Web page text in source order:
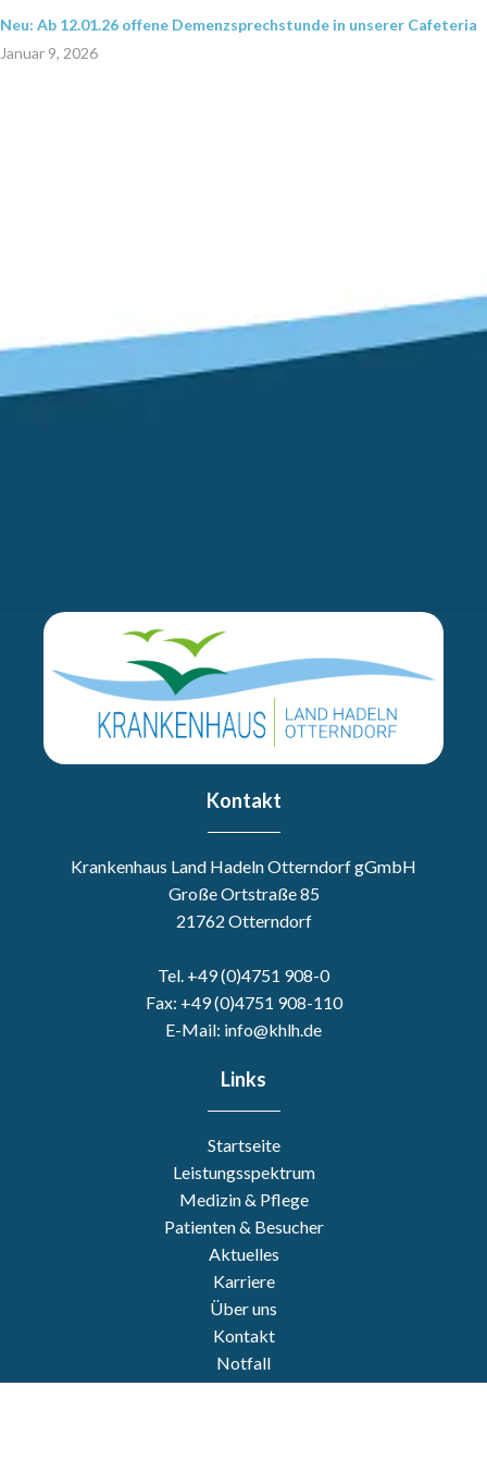
Neu: Ab 12.01.26 offene Demenzsprechstunde in unserer Cafeteria
Januar 9, 2026
Kontakt
Krankenhaus Land Hadeln Otterndorf gGmbH
Große Ortstraße 85
21762 Otterndorf
Tel. +49 (0)4751 908-0
Fax: +49 (0)4751 908-110
E-Mail: info@khlh.de
Links
Startseite
Leistungsspektrum
Medizin & Pflege
Patienten & Besucher
Aktuelles
Karriere
Über uns
Kontakt
Notfall